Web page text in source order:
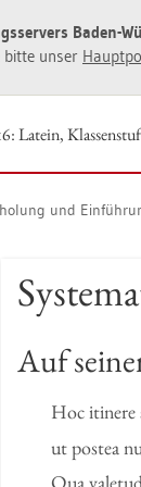
Baden-
bitte unser
La­tein,
und
Auf
Hoc iti­ne­re
ut pos­tea